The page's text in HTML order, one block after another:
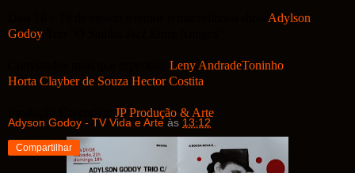
Adylson
Godoy
Leny AndradeToninho
Horta Clayber de Souza Hector Costita
JP Produção & Arte
Adyson Godoy - TV Vida e Arte às 13:12
Compartilhar